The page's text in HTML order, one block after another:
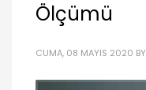
Ölçümü
CUMA, 08 MAYIS 2020 BY